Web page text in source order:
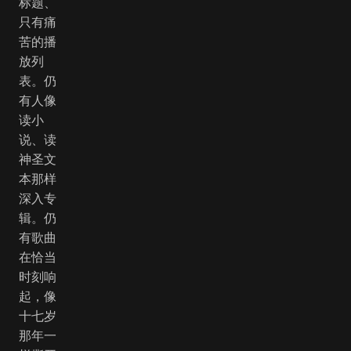
只有痛
苦的播
放列
表。仍
有人像
读小
说、读
神圣文
本那样
深入专
辑。仍
有歌曲
在恰当
时刻响
起，像
十七岁
那年一